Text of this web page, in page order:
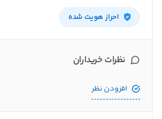
احراز هویت شده
نظرات خریداران
افزودن نظر